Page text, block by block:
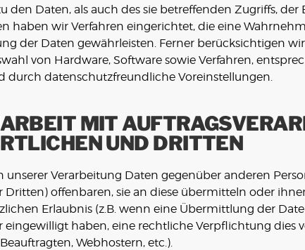
den Daten, als auch des sie betreffenden Zugriffs,
haben wir Verfahren eingerichtet, die eine
der Daten gewährleisten. Ferner berücksichtigen
von Hardware, Software sowie Verfahren,
durch datenschutzfreundliche Voreinstellungen.
MIT
UND DRITTEN
unserer Verarbeitung Daten gegenüber anderen
offenbaren, sie an diese übermitteln oder
Erlaubnis (z.B. wenn eine Übermittlung der
eingewilligt haben, eine rechtliche Verpflichtung dies
Webhostern, etc.).